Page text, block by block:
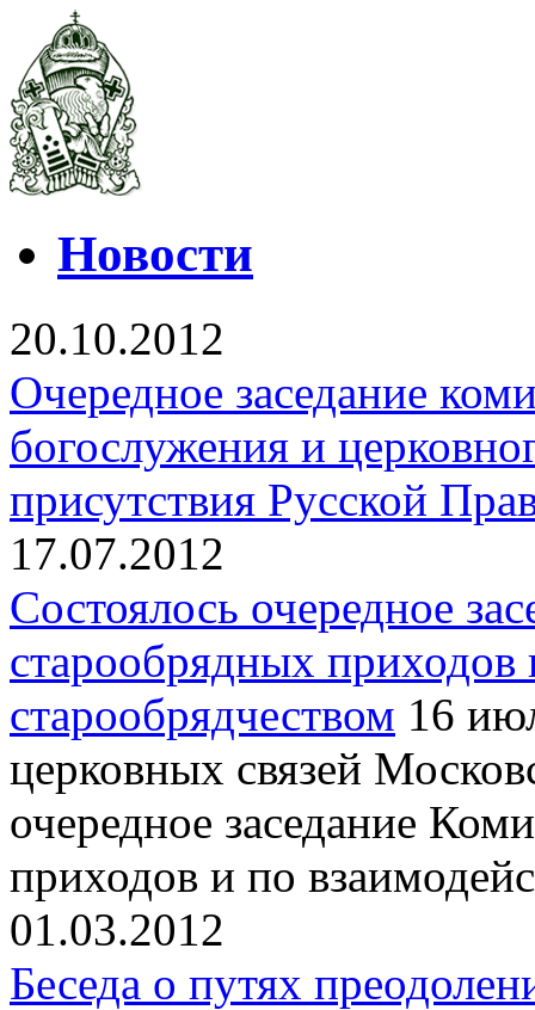
Новости
20.10.2012
Очередное заседание
богослужения и
присутствия Русской
17.07.2012
Cостоялось очередное
старообрядных
старообрядчеством 16
церковных связей
очередное заседание
приходов и по
01.03.2012
Беседа о путях